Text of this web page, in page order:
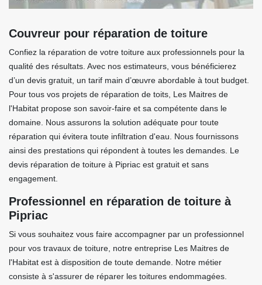
Couvreur pour réparation de toiture
Confiez la réparation de votre toiture aux professionnels pour la
qualité des résultats. Avec nos estimateurs, vous bénéficierez
d’un devis gratuit, un tarif main d’œuvre abordable à tout budget.
Pour tous vos projets de réparation de toits, Les Maitres de
l'Habitat propose son savoir-faire et sa compétente dans le
domaine. Nous assurons la solution adéquate pour toute
réparation qui évitera toute infiltration d'eau. Nous fournissons
ainsi des prestations qui répondent à toutes les demandes. Le
devis réparation de toiture à Pipriac est gratuit et sans
engagement.
Professionnel en réparation de toiture à
Pipriac
Si vous souhaitez vous faire accompagner par un professionnel
pour vos travaux de toiture, notre entreprise Les Maitres de
l'Habitat est à disposition de toute demande. Notre métier
consiste à s'assurer de réparer les toitures endommagées.